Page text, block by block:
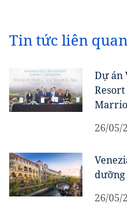
Tin tức liên quan
Dự án
26/05/
26/05/